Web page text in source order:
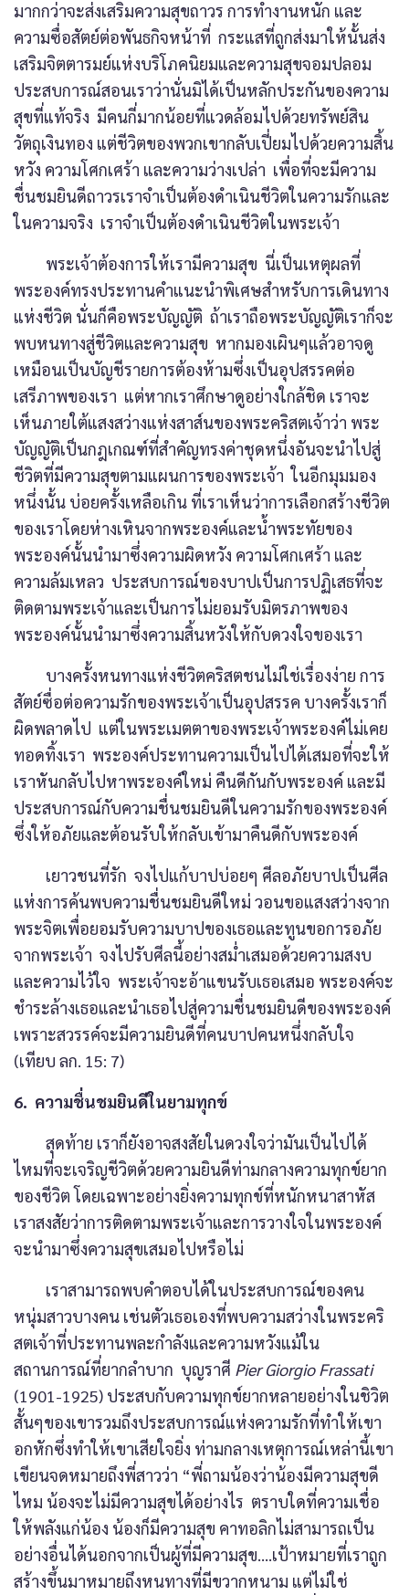
มากกว่าจะส่งเสริมความสุขถาวร การทำงานหนัก และ
ความซื่อสัตย์ต่อพันธกิจหน้าที่ กระแสที่ถูกส่งมาให้นั้นส่ง
เสริมจิตตารมย์แห่งบริโภคนิยมและความสุขจอมปลอม
ประสบการณ์สอนเราว่านั่นมิได้เป็นหลักประกันของความ
สุขที่แท้จริง มีคนกี่มากน้อยที่แวดล้อมไปด้วยทรัพย์สิน
วัตถุเงินทอง แต่ชีวิตของพวกเขากลับเปี่ยมไปด้วยความสิ้น
หวัง ความโศกเศร้า และความว่างเปล่า เพื่อที่จะมีความ
ชื่นชมยินดีถาวรเราจำเป็นต้องดำเนินชีวิตในความรักและ
ในความจริง เราจำเป็นต้องดำเนินชีวิตในพระเจ้า
พระเจ้าต้องการให้เรามีความสุข นี่เป็นเหตุผลที่
พระองค์ทรงประทานคำแนะนำพิเศษสำหรับการเดินทาง
แห่งชีวิต นั่นก็คือพระบัญญัติ ถ้าเราถือพระบัญญัติเราก็จะ
พบหนทางสู่ชีวิตและความสุข หากมองเผินๆแล้วอาจดู
เหมือนเป็นบัญชีรายการต้องห้ามซึ่งเป็นอุปสรรคต่อ
เสรีภาพของเรา แต่หากเราศึกษาดูอย่างใกล้ชิด เราจะ
เห็นภายใต้แสงสว่างแห่งสาส์นของพระคริสตเจ้าว่า พระ
บัญญัติเป็นกฎเกณฑ์ที่สำคัญทรงค่าชุดหนึ่งอันจะนำไปสู่
ชีวิตที่มีความสุขตามแผนการของพระเจ้า ในอีกมุมมอง
หนึ่งนั้น บ่อยครั้งเหลือเกิน ที่เราเห็นว่าการเลือกสร้างชีวิต
ของเราโดยห่างเหินจากพระองค์และน้ำพระทัยของ
พระองค์นั้นนำมาซึ่งความผิดหวัง ความโศกเศร้า และ
ความล้มเหลว ประสบการณ์ของบาปเป็นการปฏิเสธที่จะ
ติดตามพระเจ้าและเป็นการไม่ยอมรับมิตรภาพของ
พระองค์นั้นนำมาซึ่งความสิ้นหวังให้กับดวงใจของเรา
บางครั้งหนทางแห่งชีวิตคริสตชนไม่ใช่เรื่องง่าย การ
สัตย์ซื่อต่อความรักของพระเจ้าเป็นอุปสรรค บางครั้งเราก็
ผิดพลาดไป แต่ในพระเมตตาของพระเจ้าพระองค์ไม่เคย
ทอดทิ้งเรา พระองค์ประทานความเป็นไปได้เสมอที่จะให้
เราหันกลับไปหาพระองค์ใหม่ คืนดีกันกับพระองค์ และมี
ประสบการณ์กับความชื่นชมยินดีในความรักของพระองค์
ซึ่งให้อภัยและต้อนรับให้กลับเข้ามาคืนดีกับพระองค์
เยาวชนที่รัก จงไปแก้บาปบ่อยๆ ศีลอภัยบาปเป็นศีล
แห่งการค้นพบความชื่นชมยินดีใหม่ วอนขอแสงสว่างจาก
พระจิตเพื่อยอมรับความบาปของเธอและทูนขอการอภัย
จากพระเจ้า จงไปรับศีลนี้อย่างสม่ำเสมอด้วยความสงบ
และความไว้ใจ พระเจ้าจะอ้าแขนรับเธอเสมอ พระองค์จะ
ชำระล้างเธอและนำเธอไปสู่ความชื่นชมยินดีของพระองค์
เพราะสวรรค์จะมีความยินดีที่คนบาปคนหนึ่งกลับใจ
(เทียบ ลก. 15: 7)
6. ความชื่นชมยินดีในยามทุกข์
สุดท้าย เราก็ยังอาจสงสัยในดวงใจว่ามันเป็นไปได้
ไหมที่จะเจริญชีวิตด้วยความยินดีท่ามกลางความทุกข์ยาก
ของชีวิต โดยเฉพาะอย่างยิ่งความทุกข์ที่หนักหนาสาหัส
เราสงสัยว่าการติดตามพระเจ้าและการวางใจในพระองค์
จะนำมาซึ่งความสุขเสมอไปหรือไม่
เราสามารถพบคำตอบได้ในประสบการณ์ของคน
หนุ่มสาวบางคน เช่นตัวเธอเองที่พบความสว่างในพระคริ
สตเจ้าที่ประทานพละกำลังและความหวังแม้ใน
สถานการณ์ที่ยากลำบาก บุญราศี Pier Giorgio Frassati
(1901-1925) ประสบกับความทุกข์ยากหลายอย่างในชิวิต
สั้นๆของเขารวมถึงประสบการณ์แห่งความรักที่ทำให้เขา
อกหักซึ่งทำให้เขาเสียใจยิ่ง ท่ามกลางเหตุการณ์เหล่านี้เขา
เขียนจดหมายถึงพี่สาวว่า “พี่ถามน้องว่าน้องมีความสุขดี
ไหม น้องจะไม่มีความสุขได้อย่างไร ตราบใดที่ความเชื่อ
ให้พลังแก่น้อง น้องก็มีความสุข คาทอลิกไม่สามารถเป็น
อย่างอื่นได้นอกจากเป็นผู้ที่มีความสุข….เป้าหมายที่เราถูก
สร้างขึ้นมาหมายถึงหนทางที่มีขวากหนาม แต่ไม่ใช่